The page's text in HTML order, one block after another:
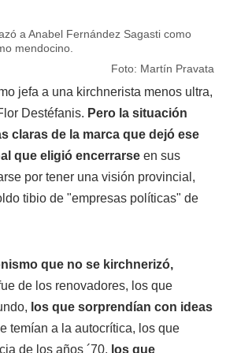
a Anabel Fernández Sagasti como
mendocino.
Foto: Martín Pravata
jefa a una kirchnerista menos ultra,
Destéfanis. Pero la situación
claras de la marca que dejó ese
que eligió encerrarse en sus
por tener una visión provincial,
tibio de "empresas políticas" de
que no se kirchnerizó,
de los renovadores, los que
los que sorprendían con ideas
temían a la autocrítica, los que
de los años ´70, los que